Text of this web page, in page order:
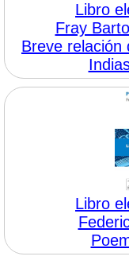
Libro
Fray
Breve relación
Libro